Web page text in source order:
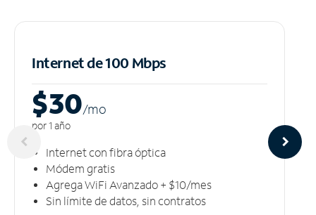
Internet de 100 Mbps
$30/mo
por 1 año
Internet con fibra óptica
Módem gratis
Agrega WiFi Avanzado + $10/mes
Sin límite de datos, sin contratos